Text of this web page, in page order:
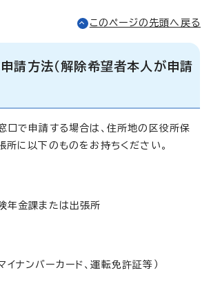
このページの先頭へ戻る
方法（解除希望者本人が申請
口で申請する場合は、住所地の区役所保
所に以下のものをお持ちください。
年金課または出張所
イナンバーカード、運転免許証等）